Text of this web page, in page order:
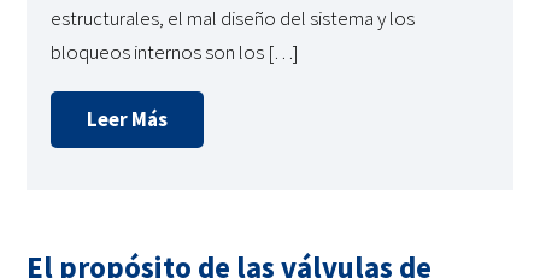
estructurales, el mal diseño del sistema y los
bloqueos internos son los […]
Leer Más
El propósito de las válvulas de